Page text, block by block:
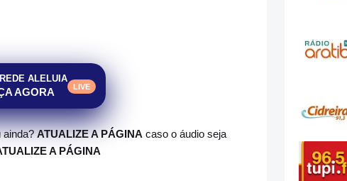
ALELUIA
AGORA LIVE
ainda?ATUALIZE A PÁGINA caso o áudio seja
A PÁGINA